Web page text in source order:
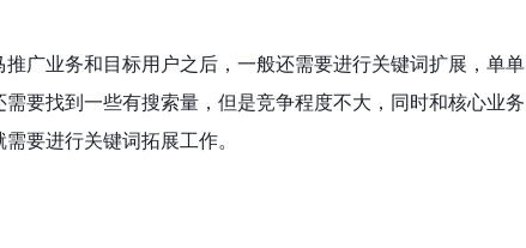
广业务和目标用户之后，一般还需要进行关键词扩展，单单
要找到一些有搜索量，但是竞争程度不大，同时和核心业务
要进行关键词拓展工作。